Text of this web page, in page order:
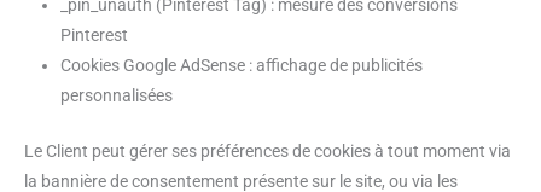
_pin_unauth (Pinterest Tag) : mesure des conversions
Pinterest
Cookies Google AdSense : affichage de publicités
personnalisées
Le Client peut gérer ses préférences de cookies à tout moment via
la bannière de consentement présente sur le site, ou via les